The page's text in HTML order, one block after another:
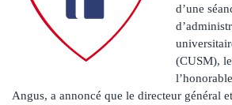
d’une
(CUSM),
Angus, a annoncé que le directeur général